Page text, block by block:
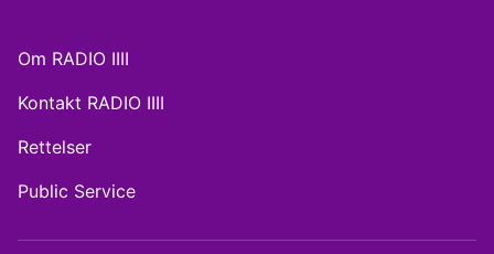
Om RADIO IIII
Kontakt RADIO IIII
Rettelser
Public Service